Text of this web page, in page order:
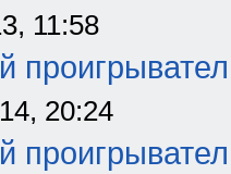
11:58
20:24